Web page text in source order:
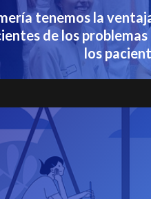
tenemos la
de los
los